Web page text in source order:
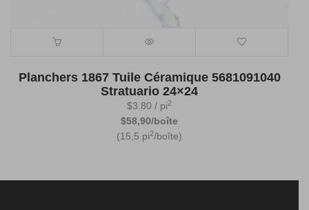
Planchers 1867 Tuile Céramique 5681091040
Stratuario 24×24
$3.80 / pi2
$58,90/boîte
(15,5 pi2/boîte)